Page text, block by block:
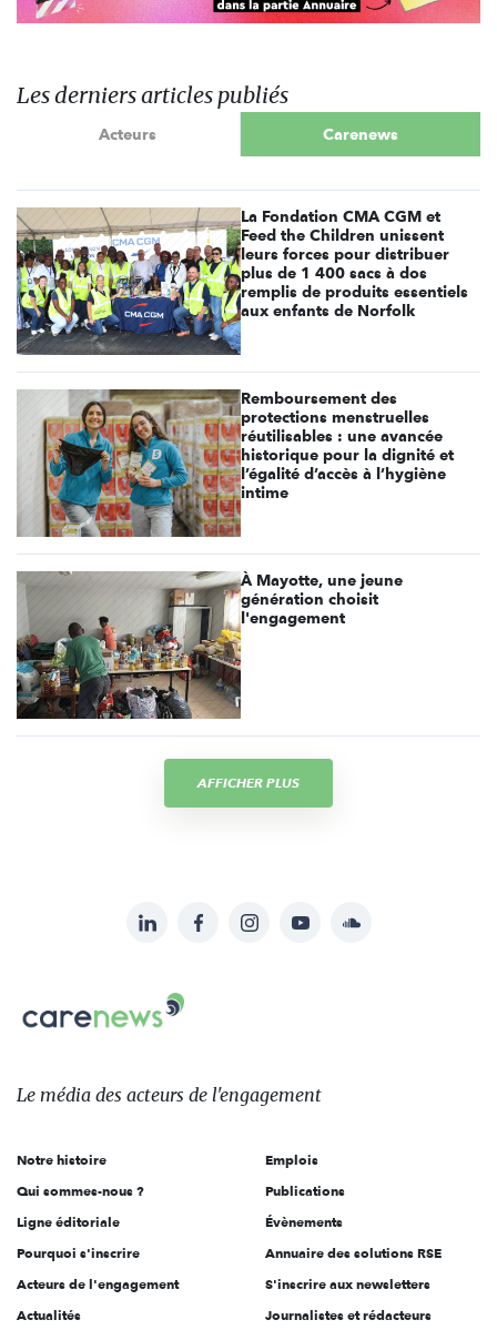
Les derniers articles publiés
Acteurs Carenews
La Fondation CMA CGM et
Feed the Children unissent
leurs forces pour distribuer
plus de 1 400 sacs à dos
remplis de produits essentiels
aux enfants de Norfolk
Remboursement des
protections menstruelles
réutilisables : une avancée
historique pour la dignité et
l’égalité d’accès à l’hygiène
intime
À Mayotte, une jeune
génération choisit
l'engagement
AFFICHER PLUS
sur:
LinkedInFacebookInstagramYouTubeSoundcloud
Le
des
l'engagement
Le média des acteurs de l'engagement
Notre histoire
Qui sommes-nous ?
Ligne éditoriale
Pourquoi s'inscrire
Acteurs de l'engagement
Actualités
Emplois
Publications
Évènements
Annuaire des solutions RSE
S'inscrire aux newsletters
Journalistes et rédacteurs